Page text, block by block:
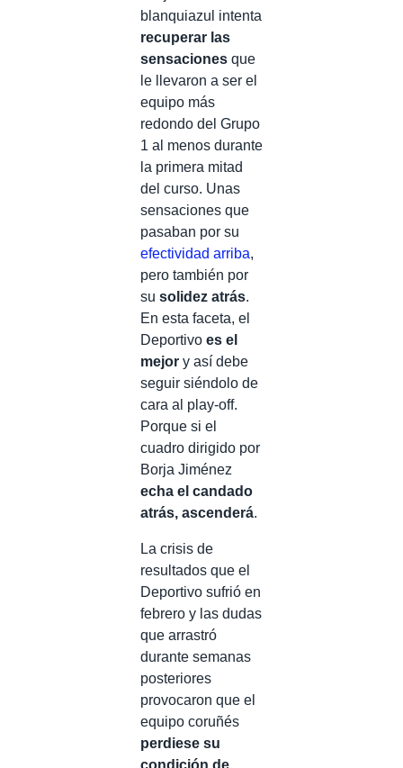
blanquiazul intenta
recuperar las
sensaciones que
le llevaron a ser el
equipo más
redondo del Grupo
1 al menos durante
la primera mitad
del curso. Unas
sensaciones que
pasaban por su
efectividad arriba,
pero también por
su solidez atrás.
En esta faceta, el
Deportivo es el
mejor y así debe
seguir siéndolo de
cara al play-off.
Porque si el
cuadro dirigido por
Borja Jiménez
echa el candado
atrás, ascenderá.
La crisis de
resultados que el
Deportivo sufrió en
febrero y las dudas
que arrastró
durante semanas
posteriores
provocaron que el
equipo coruñés
perdiese su
condición de